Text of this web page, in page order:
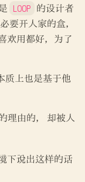
LOOP
的设计者
开人家的盒，
欢用都好，为了
质上也是基于他
理由的， 却被人
下说出这样的话